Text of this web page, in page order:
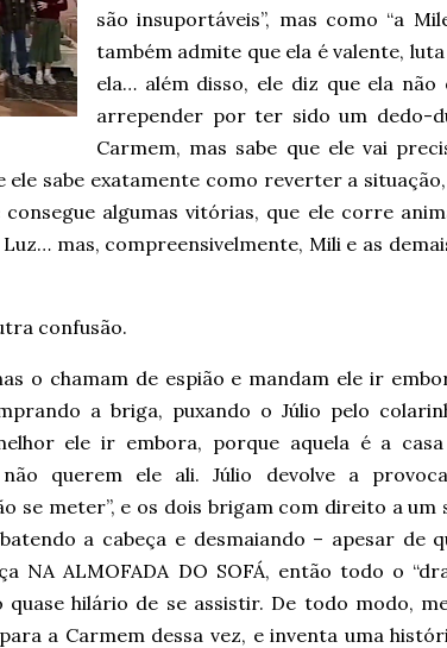
são insuportáveis”, mas como “a
também admite que ela é valente,
ela… além disso, ele diz que ela não
arrepender por ter sido um dedo-
Carmem, mas sabe que ele vai
ele sabe exatamente como reverter a
consegue algumas vitórias, que ele corre
mas, compreensivelmente, Mili e as
confusão.
o chamam de espião e mandam ele ir
a briga, puxando o Júlio pelo
ele ir embora, porque aquela é a
querem ele ali. Júlio devolve a
se meter”, e os dois brigam com direito a um
a cabeça e desmaiando – apesar de
NA ALMOFADA DO SOFÁ, então todo o
quase hilário de se assistir. De todo modo,
a Carmem dessa vez, e inventa uma